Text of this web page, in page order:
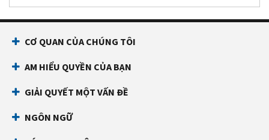
CƠ QUAN CỦA CHÚNG TÔI
AM HIỂU QUYỀN CỦA BẠN
GIẢI QUYẾT MỘT VẤN ĐỀ
NGÔN NGỮ